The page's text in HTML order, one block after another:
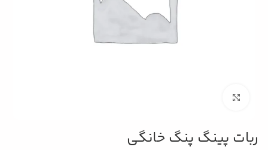
ربات پینگ پنگ خانگی